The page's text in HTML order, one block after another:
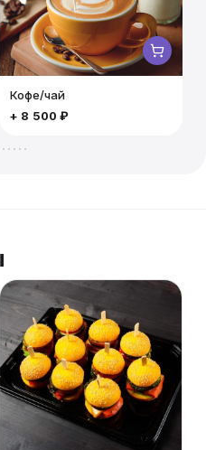
только
от лучших
довольны такой
Кофе/чай
+ 8 500 ₽